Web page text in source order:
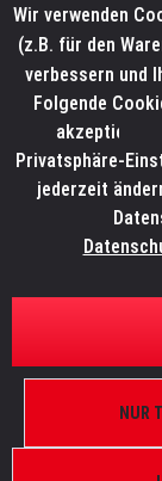
LITECRAFT
LT42-44 (auch
Wir verwenden
(z.B. für den
verbessern und
Folgende
akzeptieren.
Privatsphäre-
jederzeit
NUR